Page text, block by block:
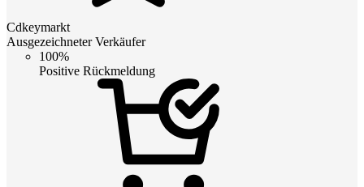
Cdkeymarkt
Ausgezeichneter Verkäufer
100%
Positive Rückmeldung